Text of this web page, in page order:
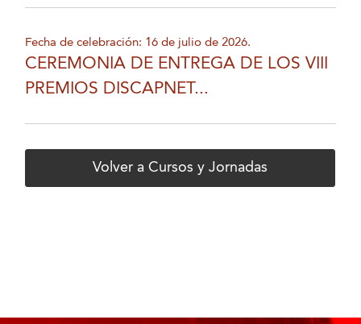
Fecha de celebración: 16 de julio de 2026.
CEREMONIA DE ENTREGA DE LOS VIII
PREMIOS DISCAPNET...
Volver a Cursos y Jornadas